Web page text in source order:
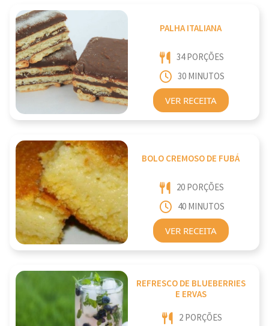
PALHA ITALIANA
34 PORÇÕES
30 MINUTOS
VER RECEITA
BOLO CREMOSO DE FUBÁ
20 PORÇÕES
40 MINUTOS
VER RECEITA
REFRESCO DE BLUEBERRIES
E ERVAS
2 PORÇÕES